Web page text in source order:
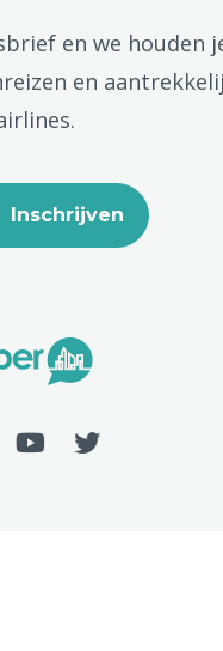
en we houden
en
Inschrijven